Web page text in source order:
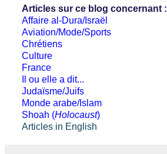
Articles sur ce blog concernant :
Affaire al-Dura/Israël
Aviation/Mode/Sports
Chrétiens
Culture
France
Il ou elle a dit...
Judaïsme/Juifs
Monde arabe/Islam
Shoah (Holocaust)
Articles in English